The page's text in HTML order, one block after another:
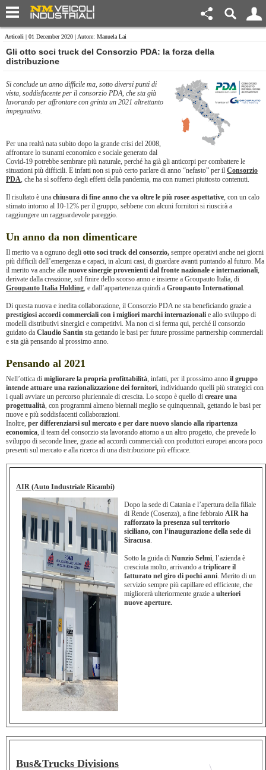
Articoli | 01 December 2020 | Autore: Manuela Lai
Gli otto soci truck del Consorzio PDA: la forza della
distribuzione
Si conclude un anno difficile ma, sotto diversi punti di
vista, soddisfacente per il consorzio PDA, che sta già
lavorando per affrontare con grinta un 2021 altrettanto
impegnativo.
Per una realtà nata subito dopo la grande crisi del 2008,
affrontare lo tsunami economico e sociale generato dal
Covid-19 potrebbe sembrare più naturale, perché ha già gli anticorpi per combattere le
situazioni più difficili. E infatti non si può certo parlare di anno “nefasto” per il Consorzio
PDA, che ha sì sofferto degli effetti della pandemia, ma con numeri piuttosto contenuti.
Il risultato è una chiusura di fine anno che va oltre le più rosee aspettative, con un calo
stimato intorno al 10-12% per il gruppo, sebbene con alcuni fornitori si riuscirà a
raggiungere un ragguardevole pareggio.
Un anno da non dimenticare
Il merito va a ognuno degli otto soci truck del consorzio, sempre operativi anche nei giorni
più difficili dell’emergenza e capaci, in alcuni casi, di guardare avanti puntando al futuro. Ma
il merito va anche alle nuove sinergie provenienti dal fronte nazionale e internazionali,
derivate dalla creazione, sul finire dello scorso anno e insieme a Groupauto Italia, di
Groupauto Italia Holding, e dall’appartenenza quindi a Groupauto International.
Di questa nuova e inedita collaborazione, il Consorzio PDA ne sta beneficiando grazie a
prestigiosi accordi commerciali con i migliori marchi internazionali e allo sviluppo di
modelli distributivi sinergici e competitivi. Ma non ci si ferma qui, perché il consorzio
guidato da Claudio Santin sta gettando le basi per future prossime partnership commerciali
e sta già pensando al prossimo anno.
Pensando al 2021
Nell’ottica di migliorare la propria profittabilità, infatti, per il prossimo anno il gruppo
intende attuare una razionalizzazione dei fornitori, individuando quelli più strategici con
i quali avviare un percorso pluriennale di crescita. Lo scopo è quello di creare una
progettualità, con programmi almeno biennali meglio se quinquennali, gettando le basi per
nuove e più soddisfacenti collaborazioni.
Inoltre, per differenziarsi sul mercato e per dare nuovo slancio alla ripartenza
economica, il team del consorzio sta lavorando attorno a un altro progetto, che prevede lo
sviluppo di seconde linee, grazie ad accordi commerciali con produttori europei ancora poco
presenti sul mercato e alla ricerca di una distribuzione più efficace.
AIR (Auto Industriale Ricambi)
Dopo la sede di Catania e l’apertura della filiale
di Rende (Cosenza), a fine febbraio AIR ha
rafforzato la presenza sul territorio
siciliano, con l’inaugurazione della sede di
Siracusa.
Sotto la guida di Nunzio Selmi, l’azienda è
cresciuta molto, arrivando a triplicare il
fatturato nel giro di pochi anni. Merito di un
servizio sempre più capillare ed efficiente, che
migliorerà ulteriormente grazie a ulteriori
nuove aperture.
Bus&Trucks Divisions